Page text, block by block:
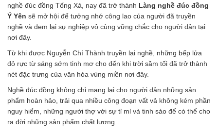
nghề đúc đồng Tống Xá, nay đã trở thành Làng nghề đúc đồng
Ý Yên sẽ mở hội để tưởng nhớ công lao của người đã truyền
nghề và đem lại sự nghiệp vô cùng vững chắc cho người dân tại
nơi đây.
Từ khi được Nguyễn Chí Thành truyền lại nghề, những bếp lửa
đỏ rực từ sáng sớm tinh mơ cho đến khi trời sầm tối đã trở thành
nét đặc trưng của văn hóa vùng miền nơi đây.
Nghề đúc đồng không chỉ mang lại cho người dân những sản
phẩm hoàn hảo, trải qua nhiều công đoạn vất vả không kém phần
nguy hiểm, những người thợ với sự tỉ mỉ và tinh sảo để có thể cho
ra đời những sản phẩm chất lượng.